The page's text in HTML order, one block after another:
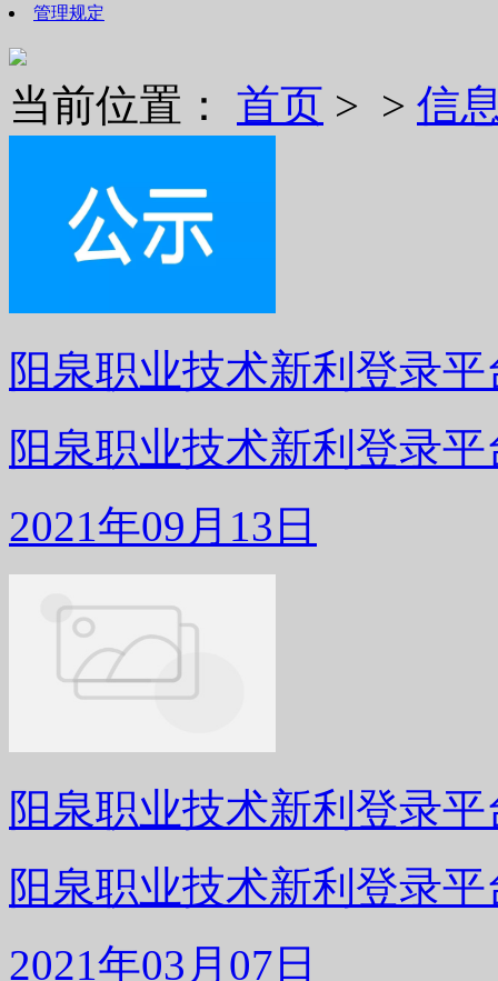
管理规定
当前位置： 首页 > > 信
阳泉职业技术新利登录
阳泉职业技术新利登录
2021年09月13日
阳泉职业技术新利登录
阳泉职业技术新利登录
2021年03月07日